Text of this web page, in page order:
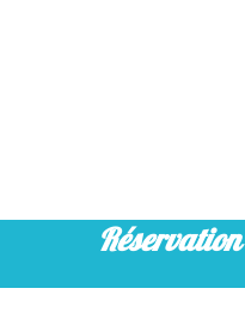
Réservation